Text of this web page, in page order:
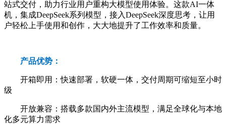
站式交付，助力行业用户重构大模型使用体验。这款AI一体
机，集成DeepSeek系列模型，接入DeepSeek深度思考，让用
户轻松上手使用和创作，大大地提升了工作效率和质量。
产品优势：
开箱即用：快速部署，软硬一体，交付周期可缩短至小时
级
开放兼容：搭载多款国内外主流模型，满足全球化与本地
化多元算力需求